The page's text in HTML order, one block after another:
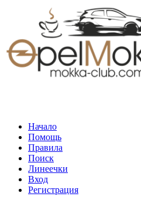
Начало
Помощь
Правила
Поиск
Линеечки
Вход
Регистрация